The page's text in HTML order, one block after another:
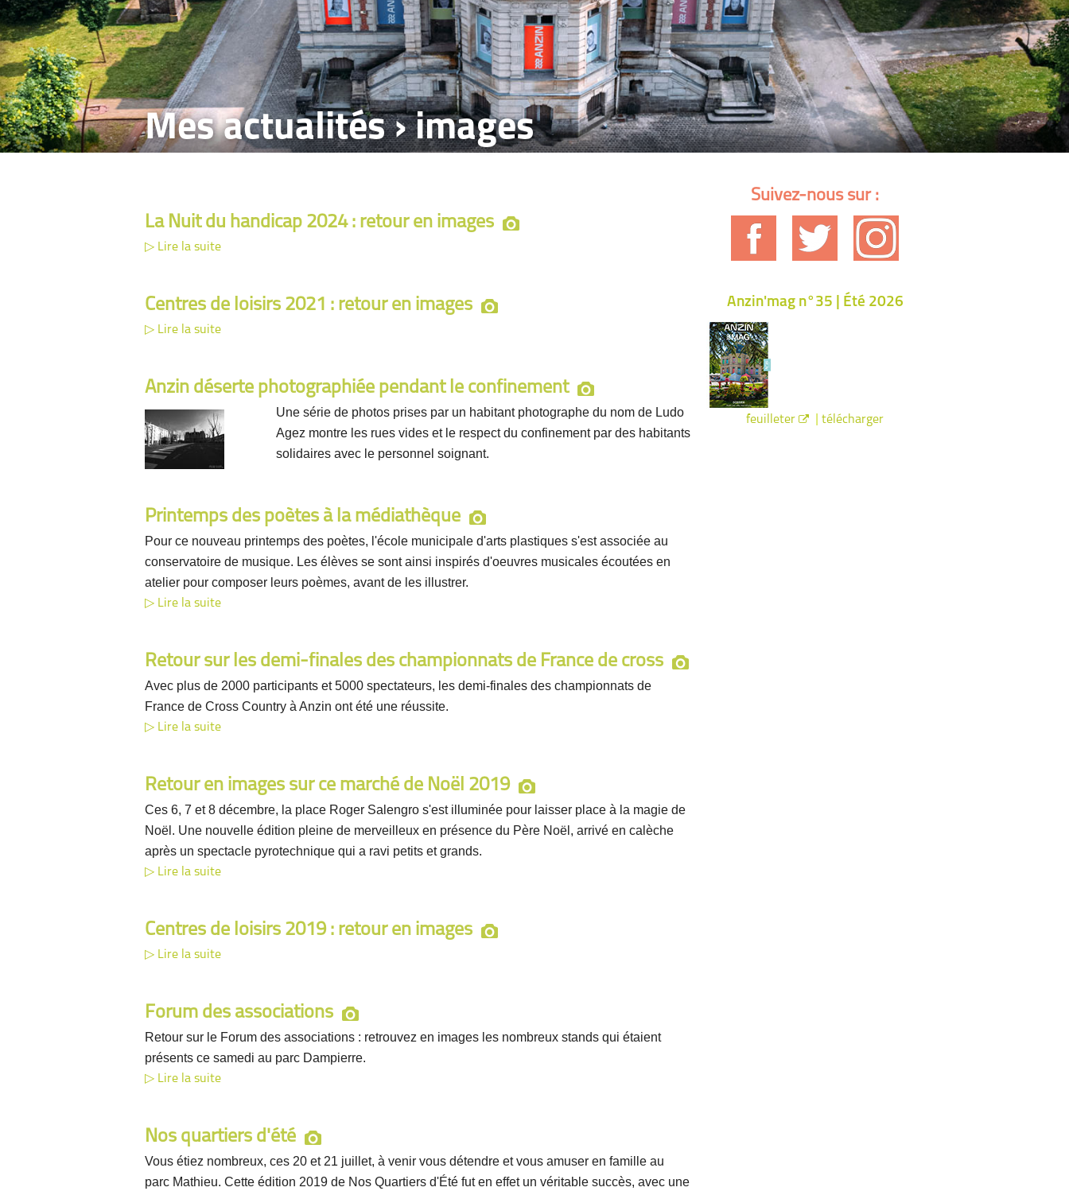
Mes actualités › images
La Nuit du handicap 2024 : retour en images
Lire la suite
Centres de loisirs 2021 : retour en images
Lire la suite
Anzin déserte photographiée pendant le confinement
Une série de photos prises par un habitant photographe du nom de Ludo
Agez montre les rues vides et le respect du confinement par des habitants
solidaires avec le personnel soignant.
Printemps des poètes à la médiathèque
Pour ce nouveau printemps des poètes, l'école municipale d'arts plastiques s'est associée au
conservatoire de musique. Les élèves se sont ainsi inspirés d'oeuvres musicales écoutées en
atelier pour composer leurs poèmes, avant de les illustrer.
Lire la suite
Retour sur les demi-finales des championnats de France de cross
Avec plus de 2000 participants et 5000 spectateurs, les demi-finales des championnats de
France de Cross Country à Anzin ont été une réussite.
Lire la suite
Retour en images sur ce marché de Noël 2019
Ces 6, 7 et 8 décembre, la place Roger Salengro s'est illuminée pour laisser place à la magie de
Noël. Une nouvelle édition pleine de merveilleux en présence du Père Noël, arrivé en calèche
après un spectacle pyrotechnique qui a ravi petits et grands.
Lire la suite
Centres de loisirs 2019 : retour en images
Lire la suite
Forum des associations
Retour sur le Forum des associations : retrouvez en images les nombreux stands qui étaient
présents ce samedi au parc Dampierre.
Lire la suite
Nos quartiers d'été
Vous étiez nombreux, ces 20 et 21 juillet, à venir vous détendre et vous amuser en famille au
parc Mathieu. Cette édition 2019 de Nos Quartiers d'Été fut en effet un véritable succès, avec une
Suivez-nous sur :
Anzin'mag n°35 | Été 2026
feuilleter |télécharger